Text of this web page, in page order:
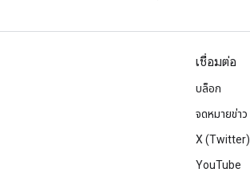
เชื่อมต่อ
บล็อก
จดหมายข่าว
X (Twitter)
YouTube